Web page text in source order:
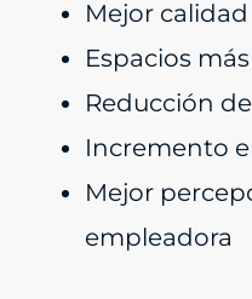
Mejor
Espacios
Reducción
Incremento
Mejor
empleadora